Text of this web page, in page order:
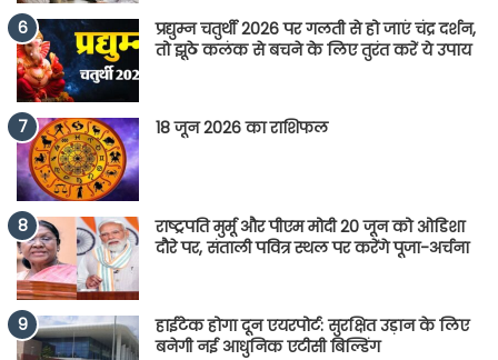
प्रद्युम्न चतुर्थी 2026 पर गलती से हो जाएं चंद्र दर्शन,
तो झूठे कलंक से बचने के लिए तुरंत करें ये उपाय
18 जून 2026 का राशिफल
राष्ट्रपति मुर्मू और पीएम मोदी 20 जून को ओडिशा
दौरे पर, संताली पवित्र स्थल पर करेंगे पूजा-अर्चना
हाईटेक होगा दून एयरपोर्ट: सुरक्षित उड़ान के लिए
बनेगी नई आधुनिक एटीसी बिल्डिंग